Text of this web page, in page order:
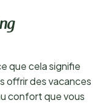
que cela signifie
offrir des vacances
confort que vous